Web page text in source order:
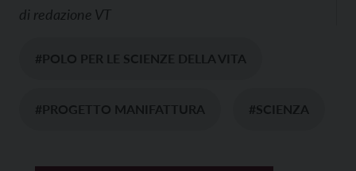
di redazione VT
#POLO PER LE SCIENZE DELLA VITA
#PROGETTO MANIFATTURA #SCIENZA